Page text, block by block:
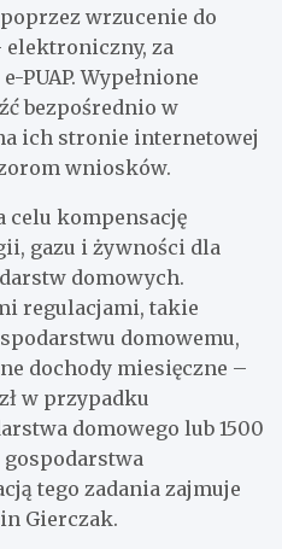
wrzucenie do
elektroniczny, za
PUAP. Wypełnione
bezpośrednio w
ich stronie internetowej
wniosków.
celu kompensację
gazu i żywności dla
domowych.
regulacjami, takie
domowemu,
dochody miesięczne –
w przypadku
domowego lub 1500
gospodarstwa
tego zadania zajmuje
Gierczak.